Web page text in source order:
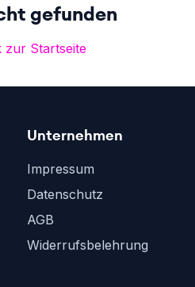
gefunden
zur Startseite
Unternehmen
Impressum
Datenschutz
AGB
Widerrufsbelehrung